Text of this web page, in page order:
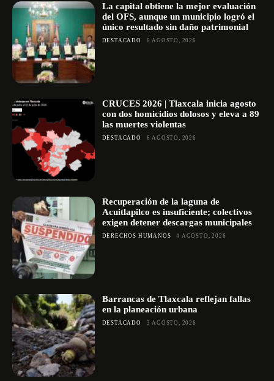
La capital obtiene la mejor evaluación
del OFS, aunque un municipio logró el
único resultado sin daño patrimonial
DESTACADO 6 AGOSTO, 2026
CRUCES 2026 | Tlaxcala inicia agosto
con dos homicidios dolosos y eleva a 89
las muertes violentas
DESTACADO 6 AGOSTO, 2026
Recuperación de la laguna de
Acuitlapilco es insuficiente; colectivos
exigen detener descargas municipales
DERECHOS HUMANOS 4 AGOSTO, 2026
Barrancas de Tlaxcala reflejan fallas
en la planeación urbana
DESTACADO 3 AGOSTO, 2026